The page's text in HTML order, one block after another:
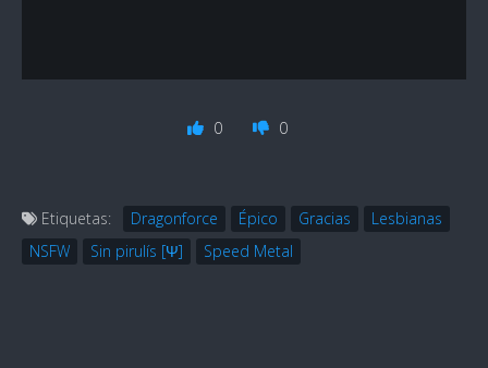
0 0
Etiquetas: Dragonforce Épico Gracias
Lesbianas
NSFW
Sin pirulís [Ψ] Speed Metal